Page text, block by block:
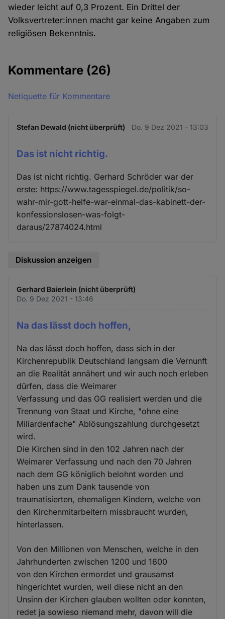
wieder leicht auf 0,3 Prozent. Ein Drittel der
Volksvertreter:innen macht gar keine Angaben zum
religiösen Bekenntnis.
Kommentare (26)
Netiquette für Kommentare
Stefan Dewald (nicht überprüft) Do. 9 Dez 2021 - 13:03
Das ist nicht richtig.
Das ist nicht richtig. Gerhard Schröder war der
erste: https://www.tagesspiegel.de/politik/so-
wahr-mir-gott-helfe-war-einmal-das-kabinett-der-
konfessionslosen-was-folgt-
daraus/27874024.html
Diskussion anzeigen
Gerhard Baierlein (nicht überprüft)
Do. 9 Dez 2021 - 13:46
Na das lässt doch hoffen,
Na das lässt doch hoffen, dass sich in der
Kirchenrepublik Deutschland langsam die Vernunft
an die Realität annähert und wir auch noch erleben
dürfen, dass die Weimarer
Verfassung und das GG realisiert werden und die
Trennung von Staat und Kirche, "ohne eine
Miliardenfache" Ablösungszahlung durchgesetzt
wird.
Die Kirchen sind in den 102 Jahren nach der
Weimarer Verfassung und nach den 70 Jahren
nach dem GG königlich belohnt worden und
haben uns zum Dank tausende von
traumatisierten, ehemaligen Kindern, welche von
den Kirchenmitarbeitern missbraucht wurden,
hinterlassen.
Von den Millionen von Menschen, welche in den
Jahrhunderten zwischen 1200 und 1600
von den Kirchen ermordet und grausamst
hingerichtet wurden, weil diese nicht an den
Unsinn der Kirchen glauben wollten oder konnten,
redet ja sowieso niemand mehr, davon will die